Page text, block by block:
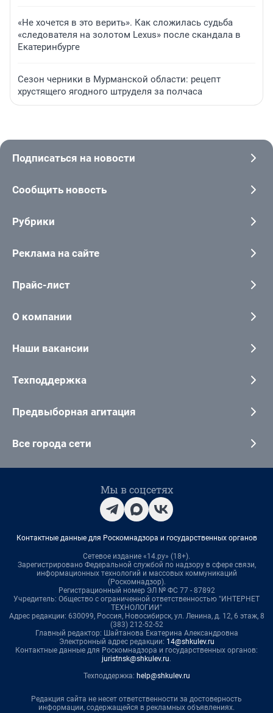
«Не хочется в это верить». Как сложилась судьба
«следователя на золотом Lexus» после скандала в
Екатеринбурге
Сезон черники в Мурманской области: рецепт
хрустящего ягодного штруделя за полчаса
Подписаться на новости
Сообщить новость
Рубрики
Реклама на сайте
Прайс-лист
О компании
Наши вакансии
Техподдержка
Предвыборная агитация
Все города сети
Мы в соцсетях
Контактные данные для Роскомнадзора и государственных органов
Сетевое издание «14.ру» (18+).
Зарегистрировано Федеральной службой по надзору в сфере связи,
информационных технологий и массовых коммуникаций
(Роскомнадзор).
Регистрационный номер ЭЛ № ФС 77 - 87892
Учредитель: Общество с ограниченной ответственностью "ИНТЕРНЕТ
ТЕХНОЛОГИИ"
Адрес редакции: 630099, Россия, Новосибирск, ул. Ленина, д. 12, 6 этаж, 8
(383) 212-52-52
Главный редактор: Шайтанова Екатерина Александровна
Электронный адрес редакции: 14@shkulev.ru
Контактные данные для Роскомнадзора и государственных органов:
juristnsk@shkulev.ru.
Техподдержка: help@shkulev.ru
Редакция сайта не несет ответственности за достоверность
информации, содержащейся в рекламных объявлениях.